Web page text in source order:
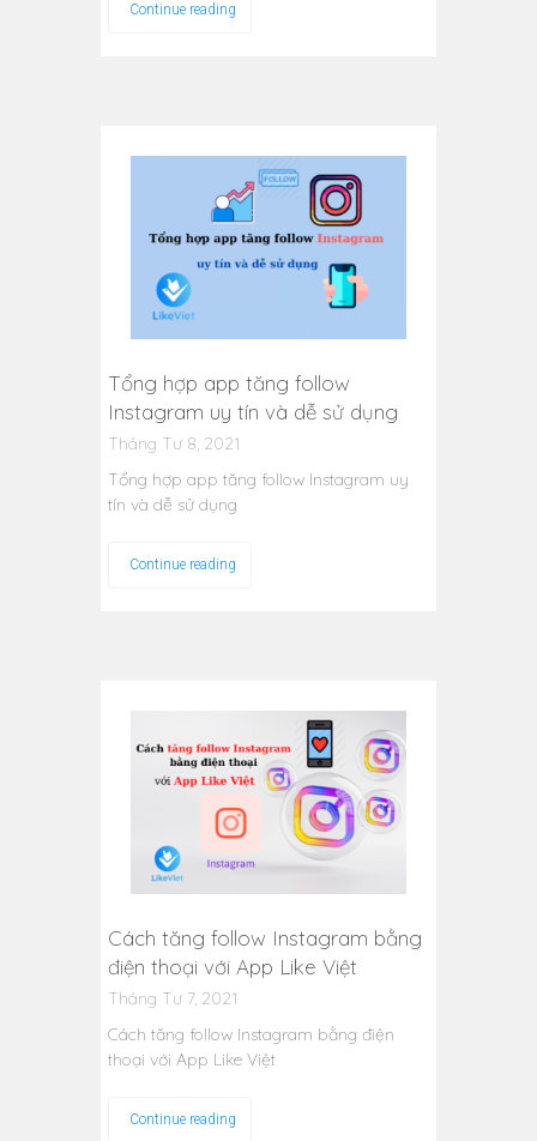
Continue reading
Tổng hợp app tăng follow
Instagram uy tín và dễ sử dụng
Tháng Tư 8, 2021
Tổng hợp app tăng follow Instagram uy
tín và dễ sử dụng
Continue reading
Cách tăng follow Instagram bằng
điện thoại với App Like Việt
Tháng Tư 7, 2021
Cách tăng follow Instagram bằng điện
thoại với App Like Việt
Continue reading